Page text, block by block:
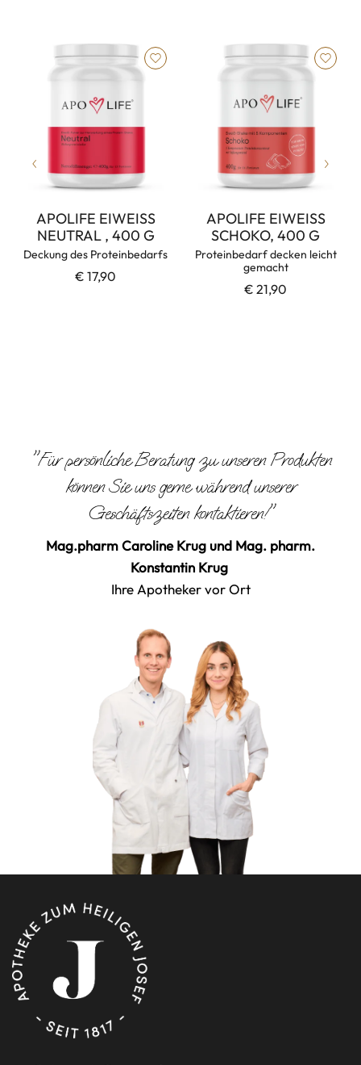
APOLIFE EIWEISS
NEUTRAL , 400 G
Deckung des Proteinbedarfs
€ 17,90
APOLIFE EIWEISS
SCHOKO, 400 G
Proteinbedarf decken leicht
gemacht
€ 21,90
"Für persönliche Beratung zu unseren Produkten
können Sie uns gerne während unserer
Geschäftszeiten kontaktieren!"
Mag.pharm Caroline Krug und Mag. pharm.
Konstantin Krug
Ihre Apotheker vor Ort